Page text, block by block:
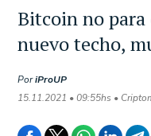
Bitcoin no para
nuevo techo,
PoriProUP
15.11.2021 • 09:55hs •